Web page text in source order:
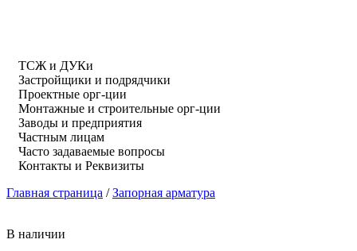
ТСЖ и ДУКи
Застройщики и подрядчики
Проектные орг-ции
Монтажные и строительные орг-ции
Заводы и предприятия
Частным лицам
Часто задаваемые вопросы
Контакты и Реквизиты
Главная страница /Запорная арматура
В наличии